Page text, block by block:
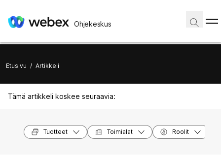
Ohjekeskus
Etusivu / Artikkeli
Tämä artikkeli koskee seuraavia:
Tuotteet Toimialat Roolit